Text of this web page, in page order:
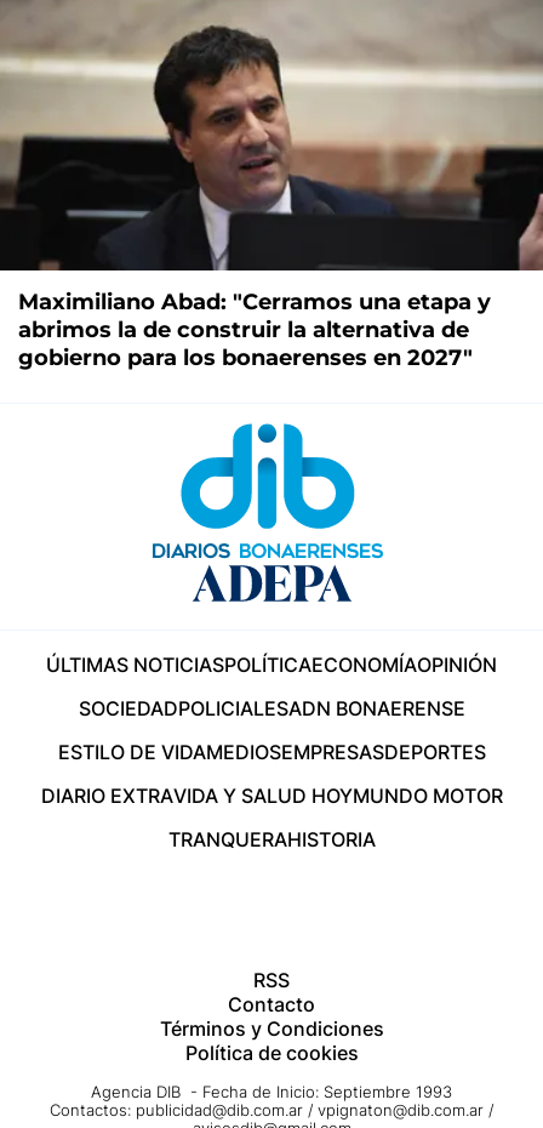
Maximiliano Abad: "Cerramos una etapa y
abrimos la de construir la alternativa de
gobierno para los bonaerenses en 2027"
ÚLTIMAS NOTICIASPOLÍTICAECONOMÍAOPINIÓN
SOCIEDADPOLICIALESADN BONAERENSE
ESTILO DE VIDAMEDIOSEMPRESASDEPORTES
DIARIO EXTRAVIDA Y SALUD HOYMUNDO MOTOR
TRANQUERAHISTORIA
RSS
Contacto
Términos y Condiciones
Política de cookies
Agencia DIB - Fecha de Inicio: Septiembre 1993
Contactos: publicidad@dib.com.ar / vpignaton@dib.com.ar /